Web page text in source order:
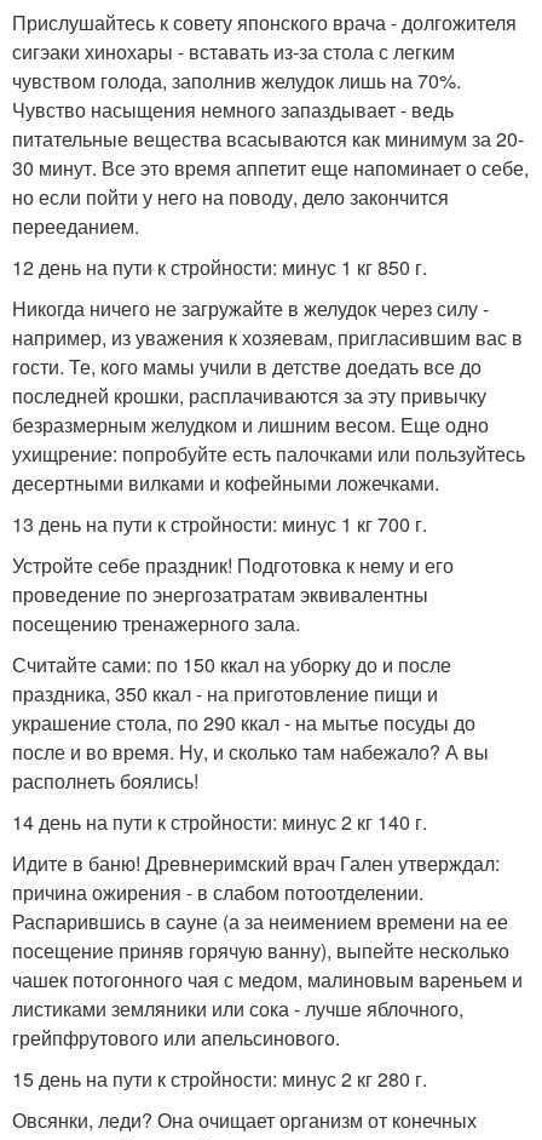
Прислушайтесь к совету японского врача - долгожителя
сигэаки хинохары - вставать из-за стола с легким
чувством голода, заполнив желудок лишь на 70%.
Чувство насыщения немного запаздывает - ведь
питательные вещества всасываются как минимум за 20-
30 минут. Все это время аппетит еще напоминает о себе,
но если пойти у него на поводу, дело закончится
перееданием.
12 день на пути к стройности: минус 1 кг 850 г.
Никогда ничего не загружайте в желудок через силу -
например, из уважения к хозяевам, пригласившим вас в
гости. Те, кого мамы учили в детстве доедать все до
последней крошки, расплачиваются за эту привычку
безразмерным желудком и лишним весом. Еще одно
ухищрение: попробуйте есть палочками или пользуйтесь
десертными вилками и кофейными ложечками.
13 день на пути к стройности: минус 1 кг 700 г.
Устройте себе праздник! Подготовка к нему и его
проведение по энергозатратам эквивалентны
посещению тренажерного зала.
Считайте сами: по 150 ккал на уборку до и после
праздника, 350 ккал - на приготовление пищи и
украшение стола, по 290 ккал - на мытье посуды до
после и во время. Ну, и сколько там набежало? А вы
располнеть боялись!
14 день на пути к стройности: минус 2 кг 140 г.
Идите в баню! Древнеримский врач Гален утверждал:
причина ожирения - в слабом потоотделении.
Распарившись в сауне (а за неимением времени на ее
посещение приняв горячую ванну), выпейте несколько
чашек потогонного чая с медом, малиновым вареньем и
листиками земляники или сока - лучше яблочного,
грейпфрутового или апельсинового.
15 день на пути к стройности: минус 2 кг 280 г.
Овсянки, леди? Она очищает организм от конечных